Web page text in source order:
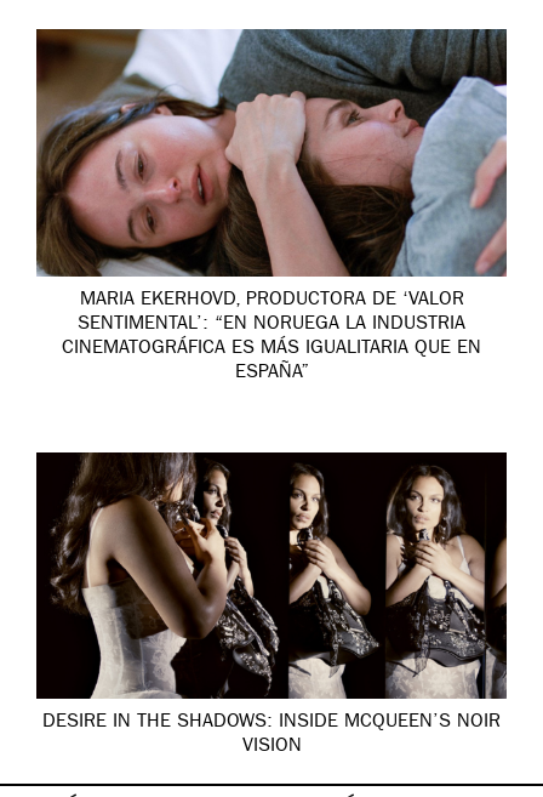
MARIA EKERHOVD, PRODUCTORA DE ‘VALOR
SENTIMENTAL’: “EN NORUEGA LA INDUSTRIA
CINEMATOGRÁFICA ES MÁS IGUALITARIA QUE EN
ESPAÑA”
DESIRE IN THE SHADOWS: INSIDE MCQUEEN’S NOIR
VISION